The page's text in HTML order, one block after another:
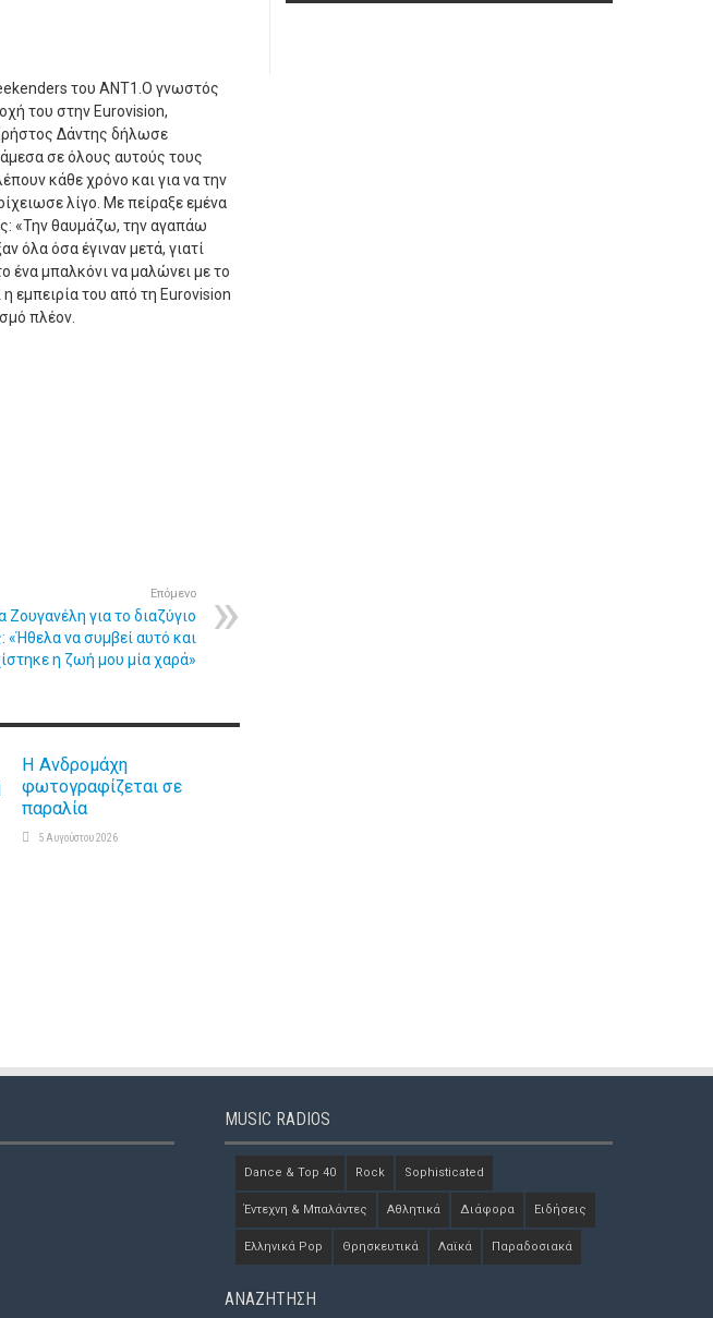
του ΑΝΤ1.Ο γνωστός
του στην Eurovision,
Δάντης δήλωσε
σε όλους αυτούς τους
κάθε χρόνο και για να την
λίγο. Με πείραξε εμένα
«Την θαυμάζω, την αγαπάω
όλα όσα έγιναν μετά, γιατί
ένα μπαλκόνι να μαλώνει με το
εμπειρία του από τη Eurovision
πλέον.
Επόμενο
Ζουγανέλη για το διαζύγιο
«Ήθελα να συμβεί αυτό και
η ζωή μου μία χαρά»
Η Ανδρομάχη
φωτογραφίζεται σε
παραλία
5 Αυγούστου 2026
MUSIC RADIOS
Dance & Top 40 Rock Sophisticated
Έντεχνη & Μπαλάντες Αθλητικά Διάφορα Ειδήσεις
Ελληνικά Pop Θρησκευτικά Λαϊκά Παραδοσιακά
ΑΝΑΖΗΤΗΣΗ